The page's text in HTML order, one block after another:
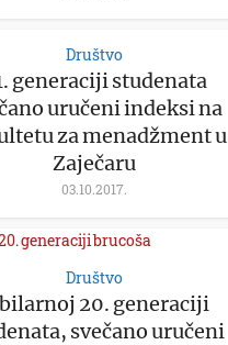
Društvo
generaciji studenata
uručeni indeksi na
za menadžment u
Zaječaru
03.10.2017.
Društvo
20. generaciji
svečano uručeni